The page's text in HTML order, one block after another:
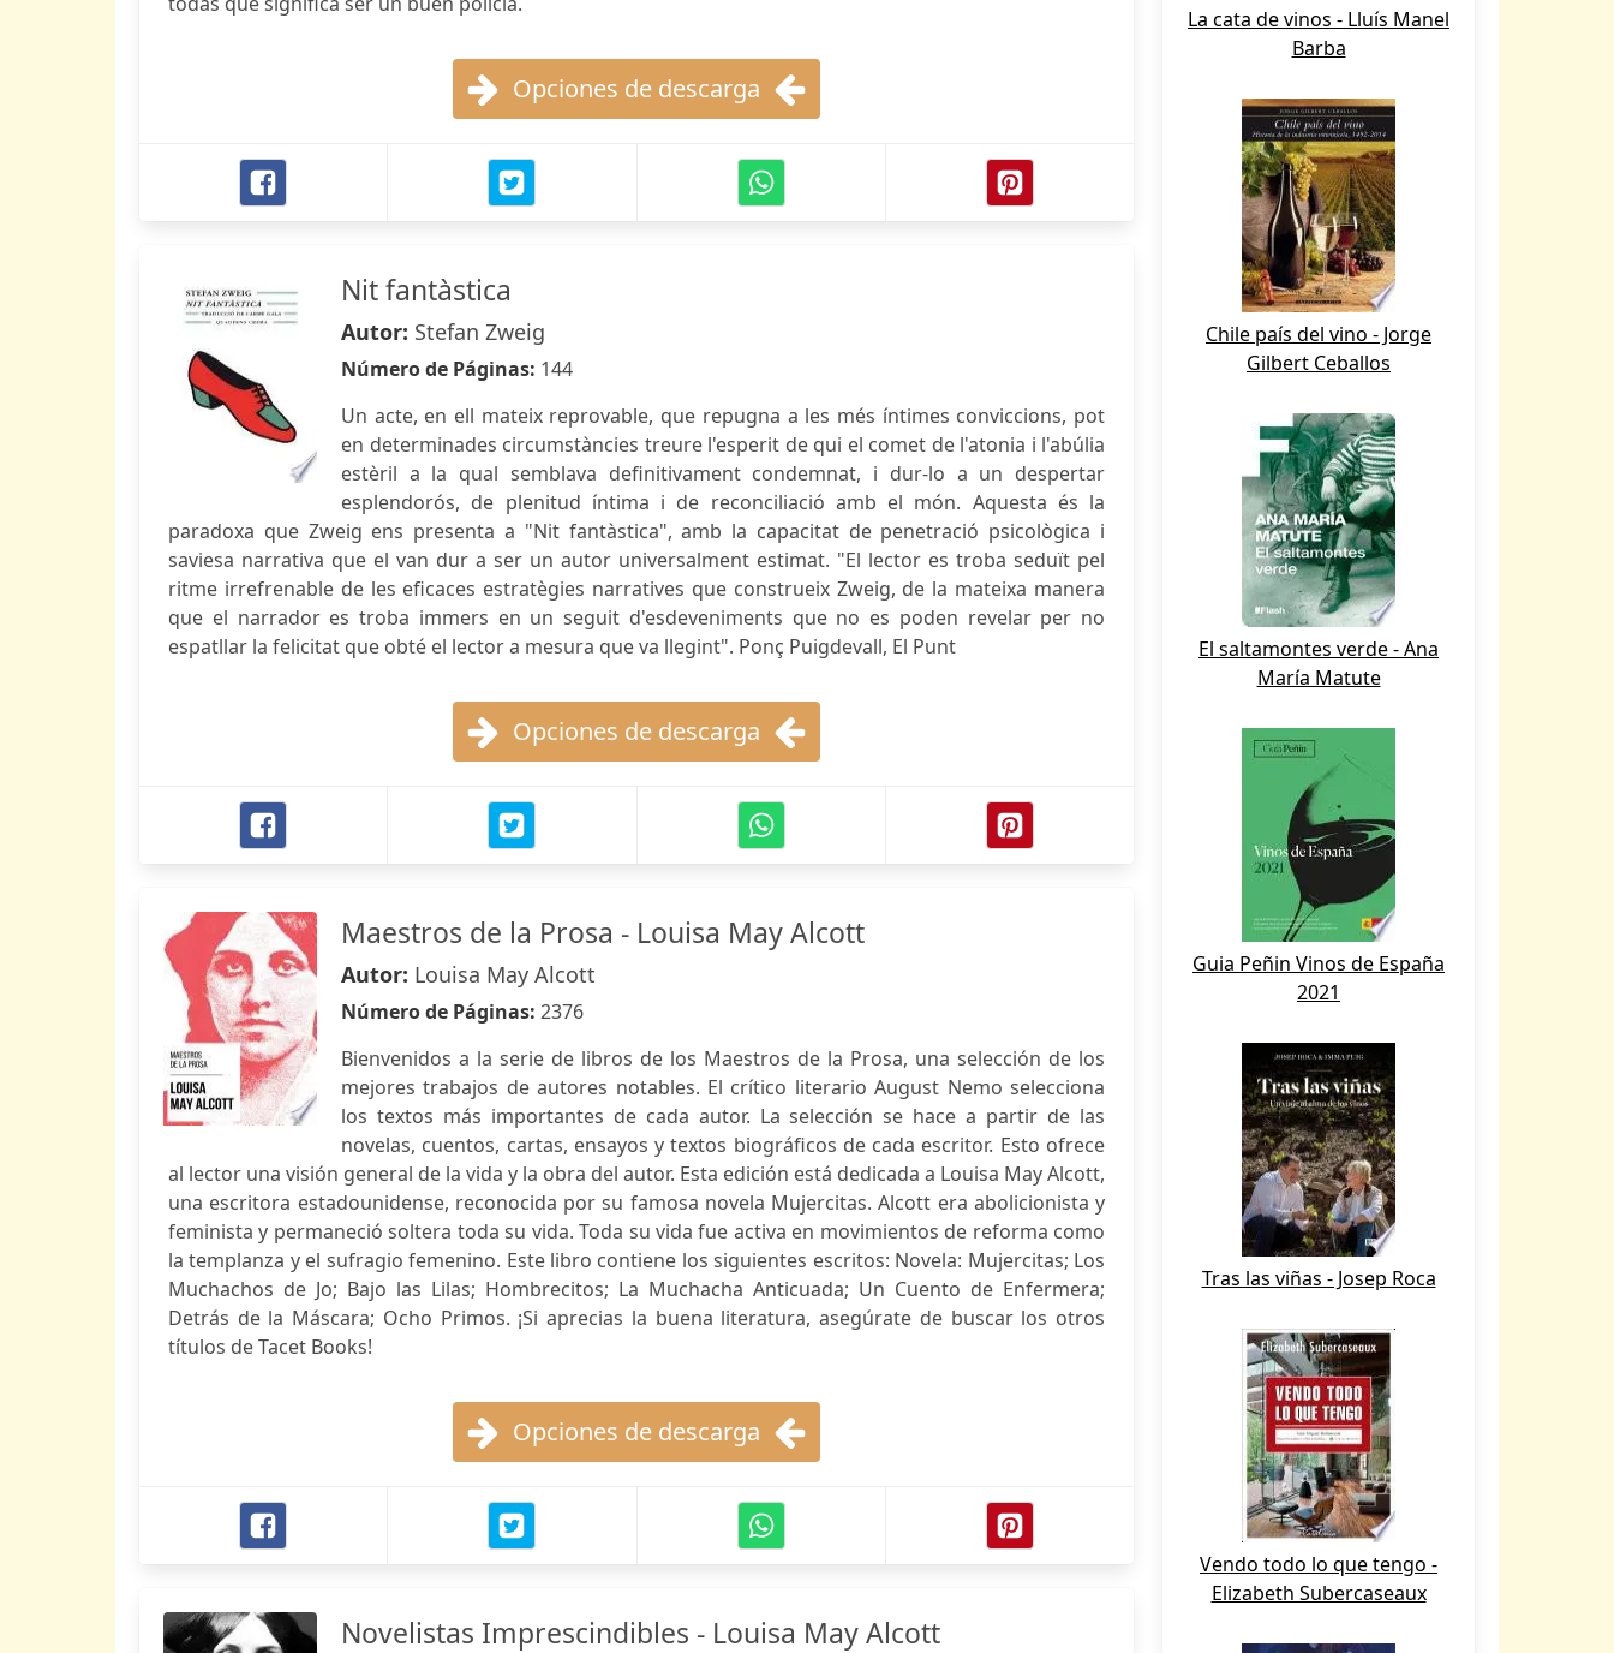
Opciones de descarga
Nit fantàstica
Autor: Stefan Zweig
Número de Páginas: 144
Un acte, en ell mateix reprovable, que repugna a les més íntimes conviccions, pot
en determinades circumstàncies treure l'esperit de qui el comet de l'atonia i l'abúlia
estèril a la qual semblava definitivament condemnat, i dur-lo a un despertar
esplendorós, de plenitud íntima i de reconciliació amb el món. Aquesta és la
paradoxa que Zweig ens presenta a "Nit fantàstica", amb la capacitat de penetració psicològica i
saviesa narrativa que el van dur a ser un autor universalment estimat. "El lector es troba seduït pel
ritme irrefrenable de les eficaces estratègies narratives que construeix Zweig, de la mateixa manera
que el narrador es troba immers en un seguit d'esdeveniments que no es poden revelar per no
espatllar la felicitat que obté el lector a mesura que va llegint". Ponç Puigdevall, El Punt
Opciones de descarga
Maestros de la Prosa - Louisa May Alcott
Autor: Louisa May Alcott
Número de Páginas: 2376
Bienvenidos a la serie de libros de los Maestros de la Prosa, una selección de los
mejores trabajos de autores notables. El crítico literario August Nemo selecciona
los textos más importantes de cada autor. La selección se hace a partir de las
novelas, cuentos, cartas, ensayos y textos biográficos de cada escritor. Esto ofrece
al lector una visión general de la vida y la obra del autor. Esta edición está dedicada a Louisa May Alcott,
una escritora estadounidense, reconocida por su famosa novela Mujercitas. Alcott era abolicionista y
feminista y permaneció soltera toda su vida. Toda su vida fue activa en movimientos de reforma como
la templanza y el sufragio femenino. Este libro contiene los siguientes escritos: Novela: Mujercitas; Los
Muchachos de Jo; Bajo las Lilas; Hombrecitos; La Muchacha Anticuada; Un Cuento de Enfermera;
Detrás de la Máscara; Ocho Primos. ¡Si aprecias la buena literatura, asegúrate de buscar los otros
títulos de Tacet Books!
Opciones de descarga
Novelistas Imprescindibles - Louisa May Alcott
La cata de vinos - Lluís Manel
Barba
Chile país del vino - Jorge
Gilbert Ceballos
El saltamontes verde - Ana
María Matute
Guia Peñin Vinos de España
2021
Tras las viñas - Josep Roca
Vendo todo lo que tengo -
Elizabeth Subercaseaux